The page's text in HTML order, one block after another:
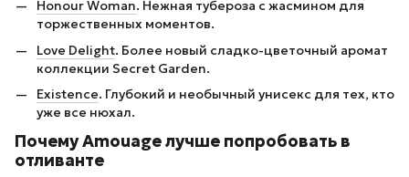
Honour Woman. Нежная тубероза с жасмином для
торжественных моментов.
Love Delight. Более новый сладко-цветочный аромат
коллекции Secret Garden.
Existence. Глубокий и необычный унисекс для тех, кто
уже все нюхал.
Почему Amouage лучше попробовать в
отливанте